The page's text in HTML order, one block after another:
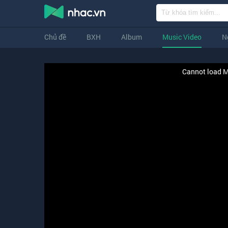
Chủ đề BXH Album Music Video
Cannot load